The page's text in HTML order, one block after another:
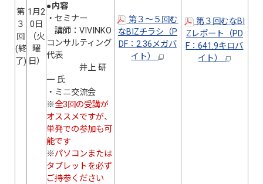
第
３
回
(終
了)
1月2
0日
（火
曜
日）
●内容
・セミナー
講師：VIVINKO
コンサルティング
代表
井上 研
一 氏
・ミニ交流会
※全3回の受講が
オススメですが、
単発での参加も可
能です
※パソコンまたは
タブレットを必ず
ご持参ください
第３～５回む
なBIZチラシ（P
DF：2.36メガバ
イト）
第３回むなBI
Zレポート（PD
F：641.9キロバ
イト）